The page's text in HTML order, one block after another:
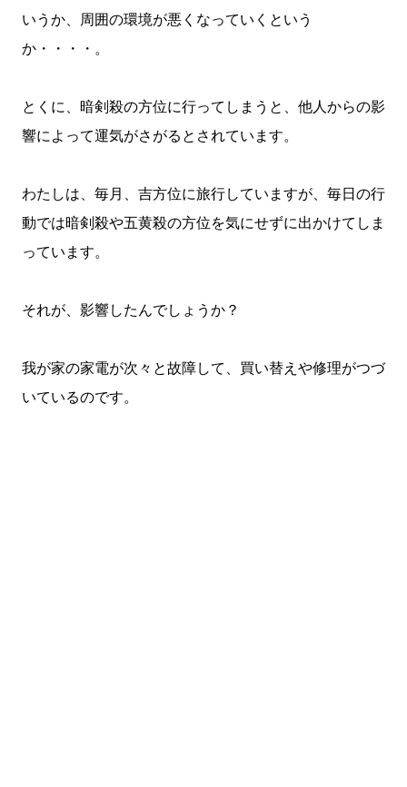
いうか、周囲の環境が悪くなっていくという
か・・・・。
とくに、暗剣殺の方位に行ってしまうと、他人からの影
響によって運気がさがるとされています。
わたしは、毎月、吉方位に旅行していますが、毎日の行
動では暗剣殺や五黄殺の方位を気にせずに出かけてしま
っています。
それが、影響したんでしょうか？
我が家の家電が次々と故障して、買い替えや修理がつづ
いているのです。